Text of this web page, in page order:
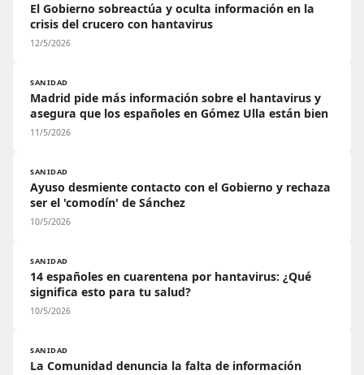
El Gobierno sobreactúa y oculta información en la
crisis del crucero con hantavirus
12/5/2026
SANIDAD
Madrid pide más información sobre el hantavirus y
asegura que los españoles en Gómez Ulla están bien
11/5/2026
SANIDAD
Ayuso desmiente contacto con el Gobierno y rechaza
ser el 'comodín' de Sánchez
10/5/2026
SANIDAD
14 españoles en cuarentena por hantavirus: ¿Qué
significa esto para tu salud?
10/5/2026
SANIDAD
La Comunidad denuncia la falta de información